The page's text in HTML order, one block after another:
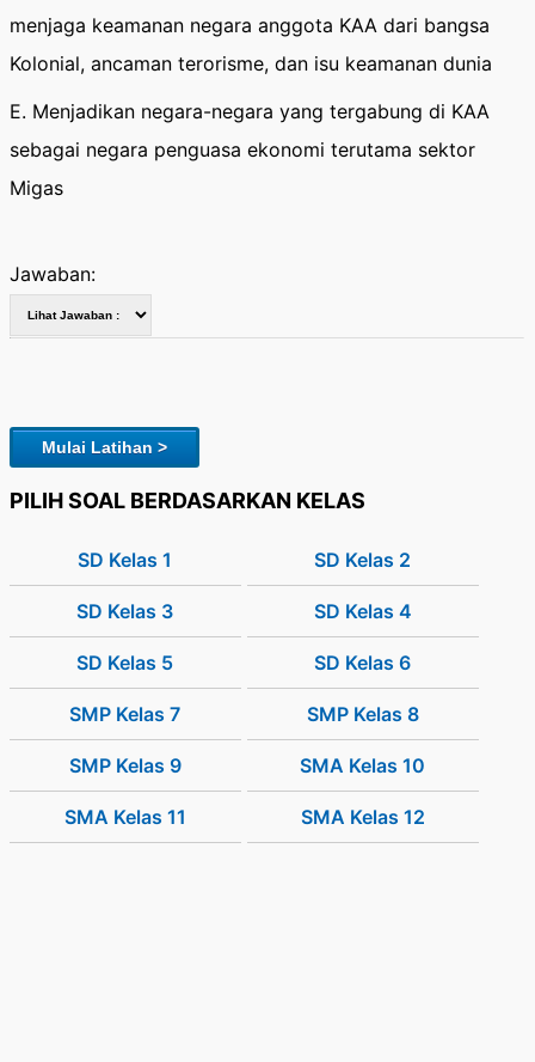
menjaga keamanan negara anggota KAA dari bangsa
Kolonial, ancaman terorisme, dan isu keamanan dunia
E. Menjadikan negara-negara yang tergabung di KAA
sebagai negara penguasa ekonomi terutama sektor
Migas
Jawaban:
Mulai Latihan >
PILIH SOAL BERDASARKAN KELAS
SD Kelas 1 SD Kelas 2
SD Kelas 3 SD Kelas 4
SD Kelas 5 SD Kelas 6
SMP Kelas 7 SMP Kelas 8
SMP Kelas 9 SMA Kelas 10
SMA Kelas 11 SMA Kelas 12